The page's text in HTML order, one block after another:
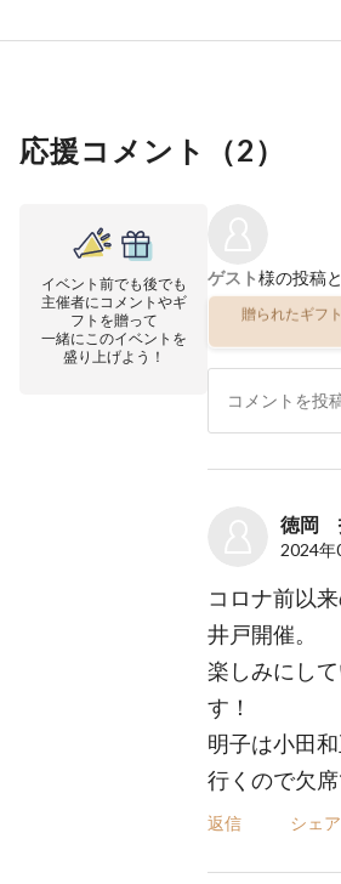
応援コメント（2）
イベント前でも後でも
主催者にコメントやギ
フトを贈って
一緒にこのイベントを
盛り上げよう！
ゲスト様の投稿
贈られたギフ
徳岡
2024
コロナ前以
井戸開催。
楽しみにして
す！
明子は小田
行くので欠
返信 シェア